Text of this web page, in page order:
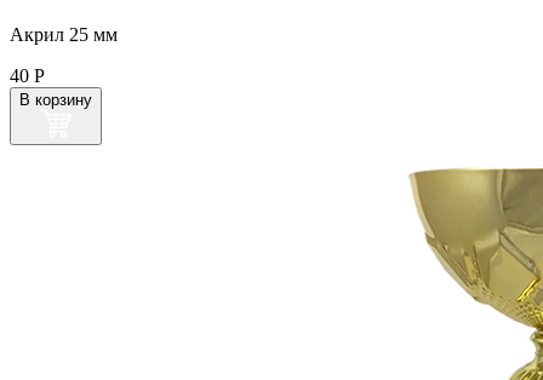
Акрил 25 мм
40 Р
В корзину